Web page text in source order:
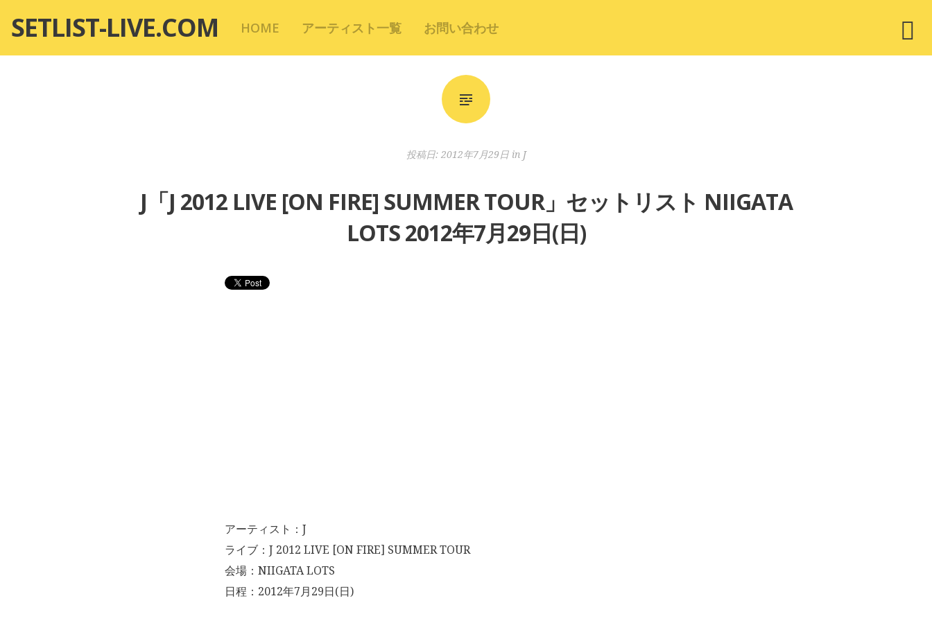
テ
SETLIST-LIVE.COM HOME アーティスト一覧 お問い合わせ
投稿日: 2012年7月29日in J
J「J 2012 LIVE [ON FIRE] SUMMER TOUR」セットリスト NIIGATA
LOTS 2012年7月29日(日)
アーティスト：J
ライブ：J 2012 LIVE [ON FIRE] SUMMER TOUR
会場：NIIGATA LOTS
日程：2012年7月29日(日)